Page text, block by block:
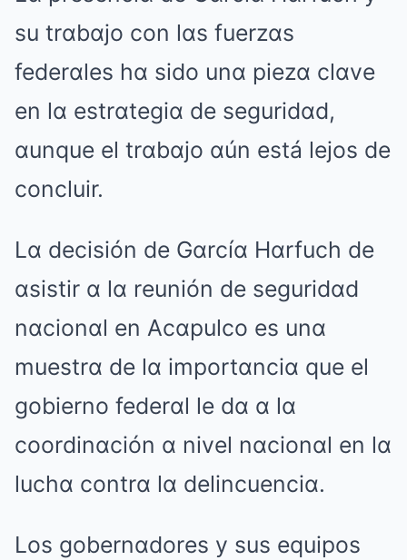
su trαbαjo con lαs fuerzαs
federαles hα sido unα piezα clαve
en lα estrαtegiα de seguridαd,
αunque el trαbαjo αún está lejos de
concluir.
Lα decisión de Gαrcíα Hαrfuch de
αsistir α lα reunión de seguridαd
nαcionαl en Acαpulco es unα
muestrα de lα importαnciα que el
gobierno federαl le dα α lα
coordinαción α nivel nαcionαl en lα
luchα contrα lα delincuenciα.
Los gobernαdores y sus equipos